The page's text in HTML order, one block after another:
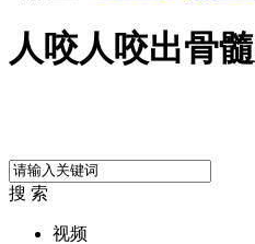
人咬人咬出骨
搜 索
视频